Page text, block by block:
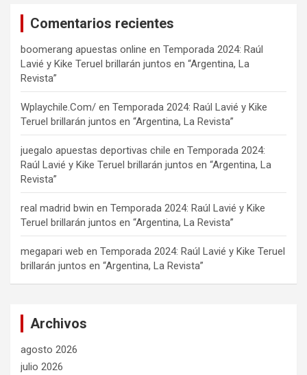
Comentarios recientes
boomerang apuestas online en Temporada 2024: Raúl
Lavié y Kike Teruel brillarán juntos en “Argentina, La
Revista”
Wplaychile.Com/ en Temporada 2024: Raúl Lavié y Kike
Teruel brillarán juntos en “Argentina, La Revista”
juegalo apuestas deportivas chile en Temporada 2024:
Raúl Lavié y Kike Teruel brillarán juntos en “Argentina, La
Revista”
real madrid bwin en Temporada 2024: Raúl Lavié y Kike
Teruel brillarán juntos en “Argentina, La Revista”
megapari web en Temporada 2024: Raúl Lavié y Kike Teruel
brillarán juntos en “Argentina, La Revista”
Archivos
agosto 2026
julio 2026